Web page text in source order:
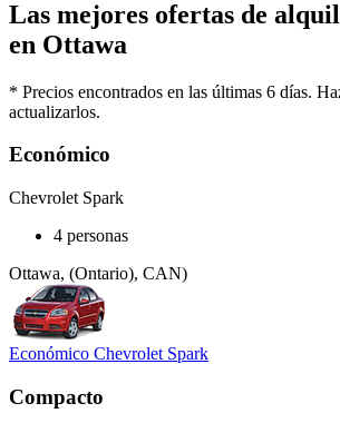
Las mejores ofertas de
en Ottawa
* Precios encontrados en las últimas 6 días.
actualizarlos.
Económico
Chevrolet Spark
4 personas
Ottawa, (Ontario), CAN)
Económico Chevrolet Spark
Compacto